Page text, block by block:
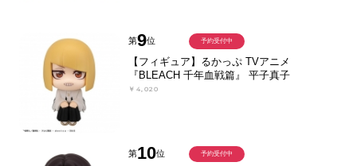
第9位
【フィギュア】るかっぷ TVアニメ
『BLEACH 千年血戦篇』 平子真子
￥4,020
予約受付中
第10位 予約受付中